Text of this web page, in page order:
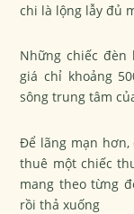
chi là lộng lẫy đủ
Những chiếc đèn
giá chỉ khoảng
sông trung tâm
Để lãng mạn
thuê một chiếc
mang theo từng
rồi thả xuống